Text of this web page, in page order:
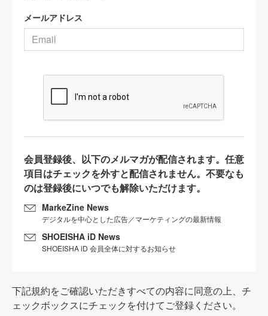
メールアドレス
会員登録後、以下のメルマガが配信されます。任意
項目はチェックを外すと配信されません。不要なも
のは登録後にいつでも解除いただけます。
MarkeZine News
デジタルを中心とした広告／マーケティングの最新情報
SHOEISHA iD News
SHOEISHA iD 会員全体に対するお知らせ
下記規約をご確認いただきすべての内容に同意の上、チ
ェックボックスにチェックを付けてご登録ください。